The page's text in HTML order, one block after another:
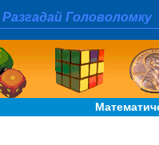
Разгадай Головоломку